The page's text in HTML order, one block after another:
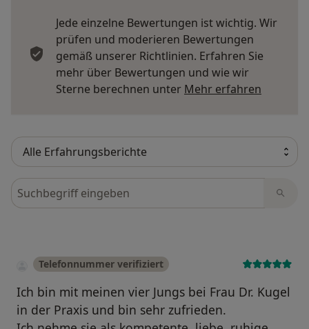
Jede einzelne Bewertungen ist wichtig. Wir
prüfen und moderieren Bewertungen
gemäß unserer Richtlinien. Erfahren Sie
mehr über Bewertungen und wie wir
Sterne berechnen unter Mehr erfahren
Bewertungen durchsuchen
Telefonnummer verifiziert
Ich bin mit meinen vier Jungs bei Frau Dr. Kugel
in der Praxis und bin sehr zufrieden.